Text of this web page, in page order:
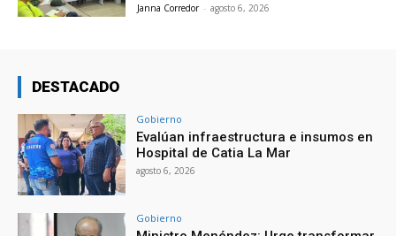
Janna Corredor - agosto 6, 2026
DESTACADO
Gobierno
Evalúan infraestructura e insumos en
Hospital de Catia La Mar
agosto 6, 2026
Gobierno